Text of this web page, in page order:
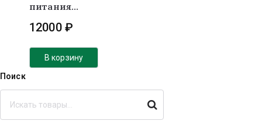
питания
LiFePO4 3,2v
12000 ₽
В корзину
Поиск
Поиск